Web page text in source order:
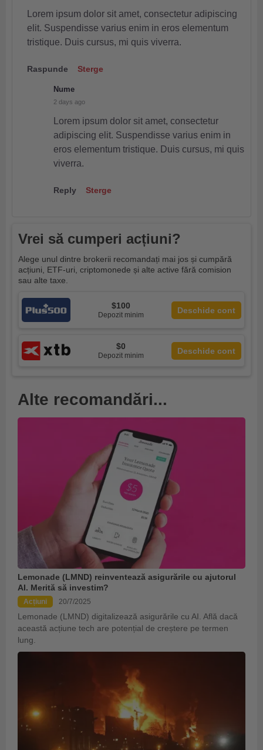
Lorem ipsum dolor sit amet, consectetur adipiscing
elit. Suspendisse varius enim in eros elementum
tristique. Duis cursus, mi quis viverra.
Raspunde Sterge
Nume
2 days ago
Lorem ipsum dolor sit amet, consectetur
adipiscing elit. Suspendisse varius enim in
eros elementum tristique. Duis cursus, mi quis
viverra.
Reply Sterge
Vrei să cumperi acțiuni?
Alege unul dintre brokerii recomandați mai jos și cumpără
acțiuni, ETF-uri, criptomonede și alte active fără comision
sau alte taxe.
$100
Depozit minim
Deschide cont
$0
Depozit minim
Deschide cont
Alte recomandări...
Lemonade (LMND) reinventează asigurările cu ajutorul
AI. Merită să investim?
Acțiuni 20/7/2025
Lemonade (LMND) digitalizează asigurările cu AI. Află dacă
această acțiune tech are potențial de creștere pe termen
lung.